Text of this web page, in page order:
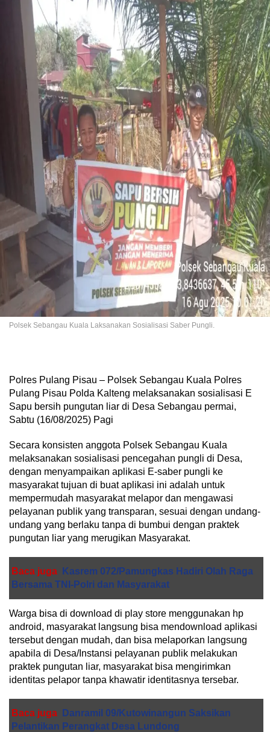
Polsek Sebangau Kuala Laksanakan Sosialisasi Saber Pungli.
Polres Pulang Pisau – Polsek Sebangau Kuala Polres
Pulang Pisau Polda Kalteng melaksanakan sosialisasi E
Sapu bersih pungutan liar di Desa Sebangau permai,
Sabtu (16/08/2025) Pagi
Secara konsisten anggota Polsek Sebangau Kuala
melaksanakan sosialisasi pencegahan pungli di Desa,
dengan menyampaikan aplikasi E-saber pungli ke
masyarakat tujuan di buat aplikasi ini adalah untuk
mempermudah masyarakat melapor dan mengawasi
pelayanan publik yang transparan, sesuai dengan undang-
undang yang berlaku tanpa di bumbui dengan praktek
pungutan liar yang merugikan Masyarakat.
Baca juga
Kasrem 072/Pamungkas Hadiri Olah Raga
Bersama TNI-Polri dan Masyarakat
Warga bisa di download di play store menggunakan hp
android, masyarakat langsung bisa mendownload aplikasi
tersebut dengan mudah, dan bisa melaporkan langsung
apabila di Desa/Instansi pelayanan publik melakukan
praktek pungutan liar, masyarakat bisa mengirimkan
identitas pelapor tanpa khawatir identitasnya tersebar.
Baca juga
Danramil 09/Kutowinangun Saksikan
Pelantikan Perangkat Desa Lundong